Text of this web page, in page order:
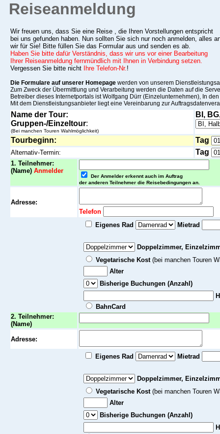
Reiseanmeldung
Wir freuen uns, dass Sie eine Reise , die Ihren Vorstellungen entspricht
bei uns gefunden haben. Nun sollten Sie sich nur noch anmelden, alles
wir für Sie! Bitte füllen Sie das Formular aus und senden es ab.
Haben Sie bitte dafür Verständnis, dass wir uns vor einer Bearbeitung
Ihrer Reiseanmeldung fernmündlich mit Ihnen in Verbindung setzen.
Vergessen Sie bitte nicht
Ihre Telefon-Nr.!
Die Formulare auf unserer Homepage werden von unserem
Zum Zweck der Übermittlung und Verarbeitung werden die Daten auf die
Betreiber dieses Internetportals ist Wolfgang Dürr (Einzelunternehmen), In
Mit dem Dienstleistungsanbieter liegt eine Vereinbarung zur
Name der Tour:
Gruppen-/Einzeltour:
(Bei manchen Touren Wahlmöglichkeit)
BI,
Tourbeginn: Tag
Alternativ-Termin: Tag
1. Teilnehmer:
(Name) Anmelder
Der Anmelder erkennt auch im Auftrag
der anderen Teilnehmer die Reisebedingungen an.
Adresse:
Telefon
Eigenes Rad
Mietrad
Doppelzimmer,
Vegetarische Kost (bei manchen Touren
Alter
Bisherige Buchungen (Anzahl)
BahnCard
2. Teilnehmer:
(Name)
Adresse:
Eigenes Rad Mietrad
Doppelzimmer,
Vegetarische Kost (bei manchen Touren
Alter
Bisherige Buchungen (Anzahl)